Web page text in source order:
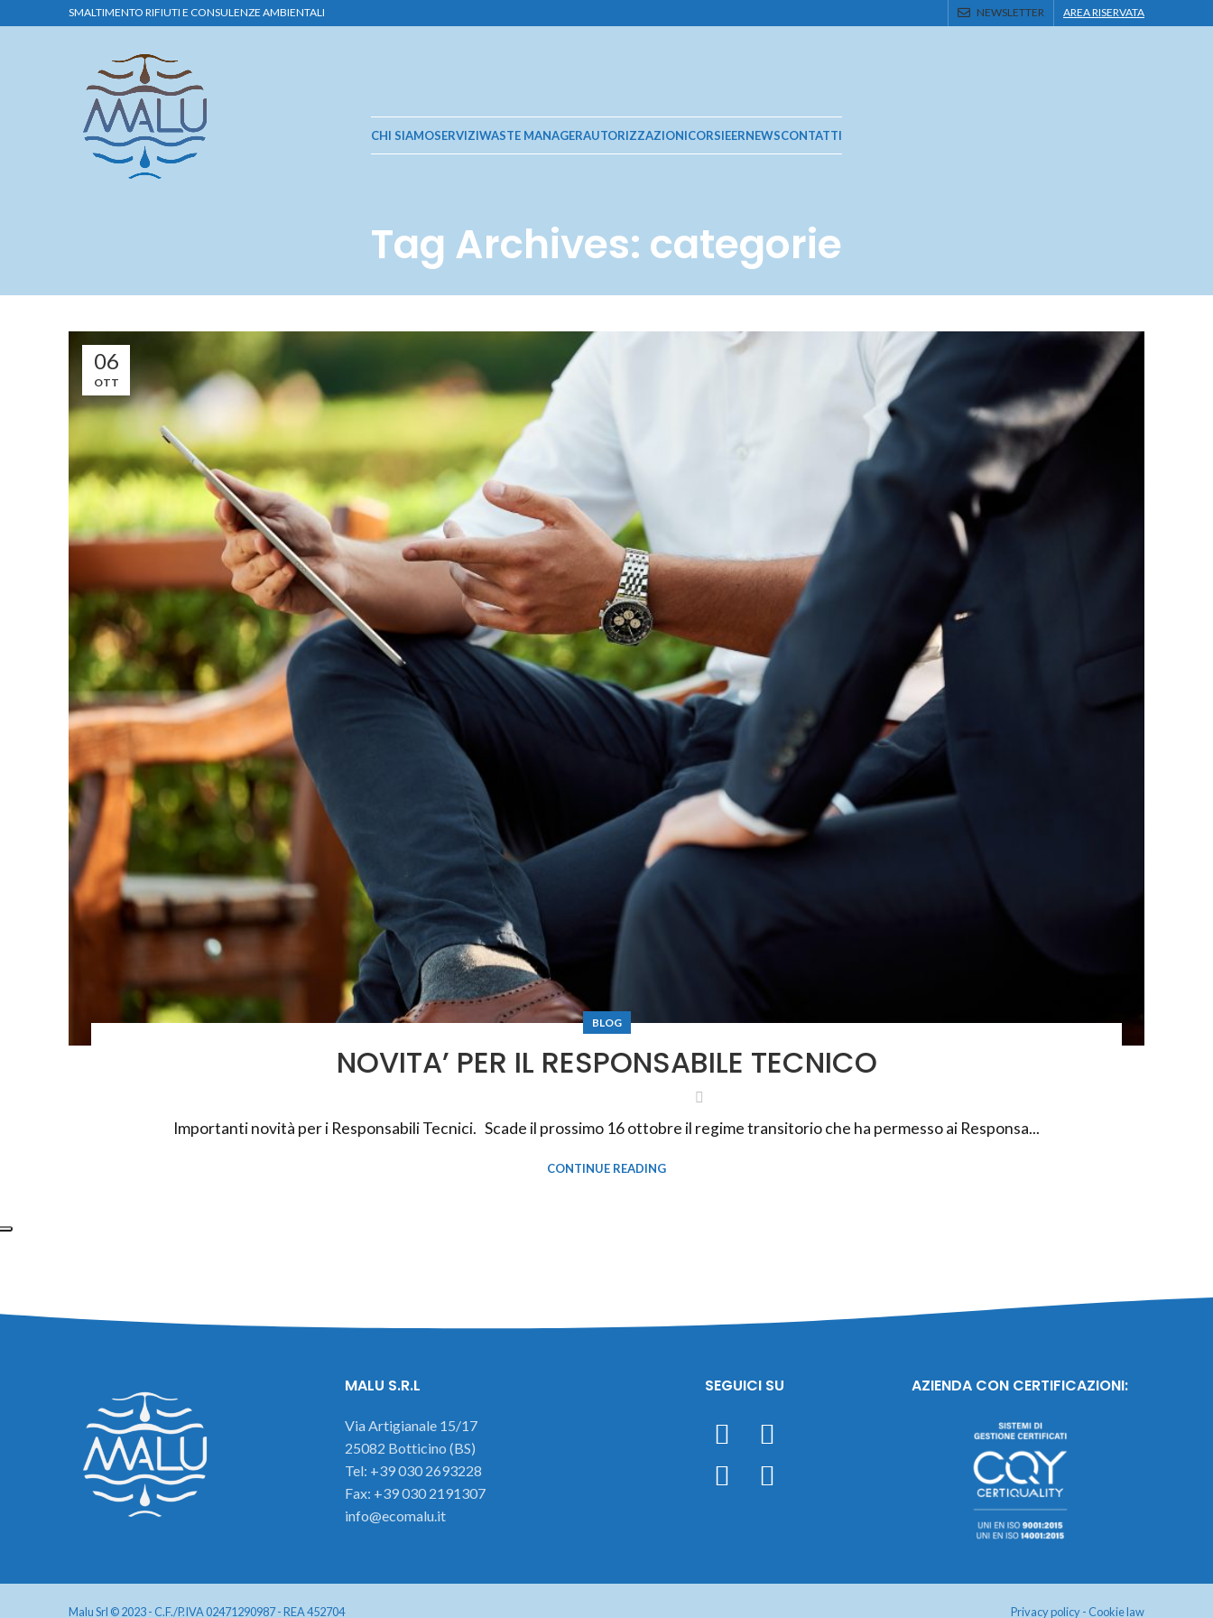
SMALTIMENTO RIFIUTI E CONSULENZE AMBIENTALI NEWSLETTER AREA RISERVATA
CHI SIAMOSERVIZIWASTE MANAGERAUTORIZZAZIONICORSIEERNEWSCONTATTI
Tag Archives: categorie
06
OTT
BLOG
NOVITA’ PER IL RESPONSABILE TECNICO
Importanti novità per i Responsabili Tecnici. Scade il prossimo 16 ottobre il regime transitorio che ha permesso ai Responsa...
CONTINUE READING
MALU S.R.L
Via Artigianale 15/17
25082 Botticino (BS)
Tel: +39 030 2693228
Fax: +39 030 2191307
info@ecomalu.it
SEGUICI SU AZIENDA CON CERTIFICAZIONI:
Malu Srl © 2023 - C.F./P.IVA 02471290987 - REA 452704 Privacy policy- Cookie law